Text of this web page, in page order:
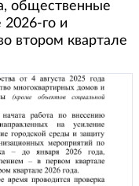
общественные
2026-го и
втором квартале